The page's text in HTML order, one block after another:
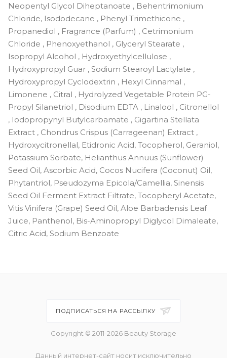
Neopentyl Glycol Diheptanoate , Behentrimonium
Chloride, Isododecane , Phenyl Trimethicone ,
Propanediol , Fragrance (Parfum) , Cetrimonium
Chloride , Phenoxyethanol , Glyceryl Stearate ,
Isopropyl Alcohol , Hydroxyethylcellulose ,
Hydroxypropyl Guar , Sodium Stearoyl Lactylate ,
Hydroxypropyl Cyclodextrin , Hexyl Cinnamal ,
Limonene , Citral , Hydrolyzed Vegetable Protein PG-
Propyl Silanetriol , Disodium EDTA , Linalool , Citronellol
, Iodopropynyl Butylcarbamate , Gigartina Stellata
Extract , Chondrus Crispus (Carrageenan) Extract ,
Hydroxycitronellal, Etidronic Acid, Tocopherol, Geraniol,
Potassium Sorbate, Helianthus Annuus (Sunflower)
Seed Oil, Ascorbic Acid, Cocos Nucifera (Coconut) Oil,
Phytantriol, Pseudozyma Epicola/Camellia, Sinensis
Seed Oil Ferment Extract Filtrate, Tocopheryl Acetate,
Vitis Vinifera (Grape) Seed Oil, Aloe Barbadensis Leaf
Juice, Panthenol, Bis-Aminopropyl Diglycol Dimaleate,
Citric Acid, Sodium Benzoate
ПОДПИСАТЬСЯ НА РАССЫЛКУ
Copyright © 2011-2026 Beauty Storage
Данный интернет-сайт носит исключительно